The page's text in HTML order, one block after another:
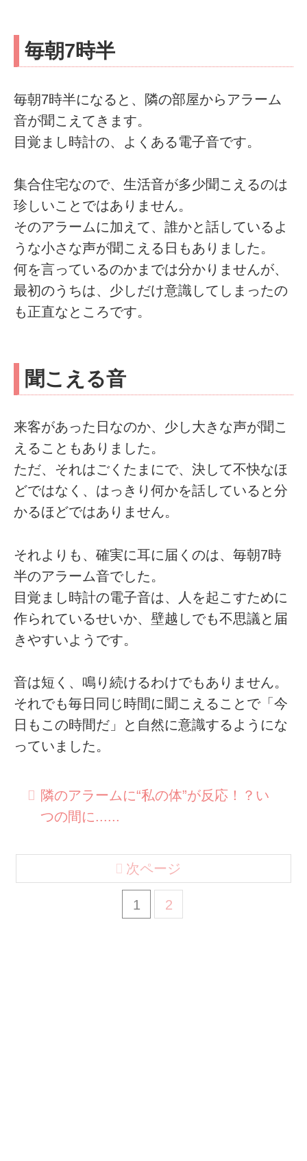
毎朝7時半
毎朝7時半になると、隣の部屋からアラーム
音が聞こえてきます。
目覚まし時計の、よくある電子音です。
集合住宅なので、生活音が多少聞こえるのは
珍しいことではありません。
そのアラームに加えて、誰かと話しているよ
うな小さな声が聞こえる日もありました。
何を言っているのかまでは分かりませんが、
最初のうちは、少しだけ意識してしまったの
も正直なところです。
聞こえる音
来客があった日なのか、少し大きな声が聞こ
えることもありました。
ただ、それはごくたまにで、決して不快なほ
どではなく、はっきり何かを話していると分
かるほどではありません。
それよりも、確実に耳に届くのは、毎朝7時
半のアラーム音でした。
目覚まし時計の電子音は、人を起こすために
作られているせいか、壁越しでも不思議と届
きやすいようです。
音は短く、鳴り続けるわけでもありません。
それでも毎日同じ時間に聞こえることで「今
日もこの時間だ」と自然に意識するようにな
っていました。
隣のアラームに“私の体”が反応！？い
つの間に......
1 2
次ページ